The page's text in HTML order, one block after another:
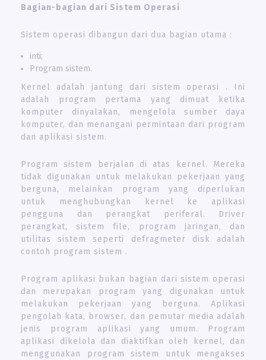
Bagian-bagian dari Sistem Operasi
Sistem operasi dibangun dari dua bagian utama :
inti;
Program sistem.
Kernel adalah jantung dari sistem operasi . Ini
adalah program pertama yang dimuat ketika
komputer dinyalakan, mengelola sumber daya
komputer, dan menangani permintaan dari program
dan aplikasi sistem.
Program sistem berjalan di atas kernel. Mereka
tidak digunakan untuk melakukan pekerjaan yang
berguna, melainkan program yang diperlukan
untuk menghubungkan kernel ke aplikasi
pengguna dan perangkat periferal. Driver
perangkat, sistem file, program jaringan, dan
utilitas sistem seperti defragmeter disk adalah
contoh program sistem .
Program aplikasi bukan bagian dari sistem operasi
dan merupakan program yang digunakan untuk
melakukan pekerjaan yang berguna. Aplikasi
pengolah kata, browser, dan pemutar media adalah
jenis program aplikasi yang umum. Program
aplikasi dikelola dan diaktifkan oleh kernel, dan
menggunakan program sistem untuk mengakses